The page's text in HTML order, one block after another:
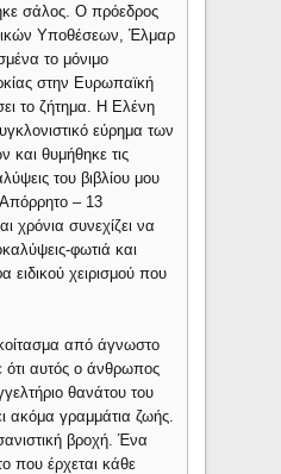
σάλος. Ο πρόεδρος
Υποθέσεων, Έλμαρ
το μόνιμο
στην Ευρωπαϊκή
το ζήτημα. Η Ελένη
εύρημα των
και θυμήθηκε τις
του βιβλίου μου
– 13
χρόνια συνεχίζει να
φωτιά και
ειδικού χειρισμού που
από άγνωστο
ότι αυτός ο άνθρωπος
θανάτου του
ακόμα γραμμάτια ζωής.
βροχή. Ένα
που έρχεται κάθε